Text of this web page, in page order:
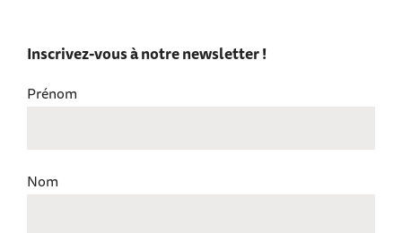
Inscrivez-vous à notre newsletter !
Prénom
Nom